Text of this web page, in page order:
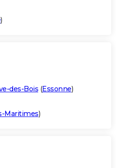
)
des-Bois (Essonne)
Maritimes)